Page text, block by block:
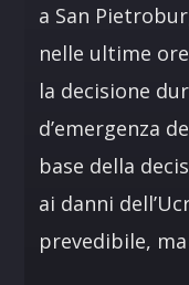
a San
nelle ultime
la decisione
d’emergenza
base della
ai danni
prevedibile,